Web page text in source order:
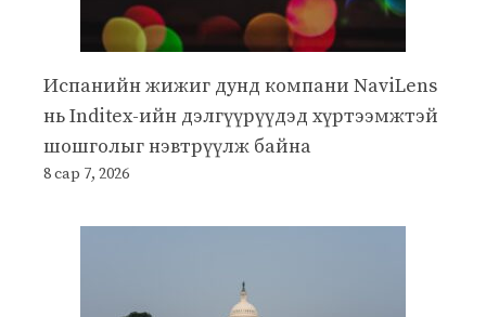
Испанийн жижиг дунд компани NaviLens
нь Inditex-ийн дэлгүүрүүдэд хүртээмжтэй
шошголыг нэвтрүүлж байна
8 сар 7, 2026